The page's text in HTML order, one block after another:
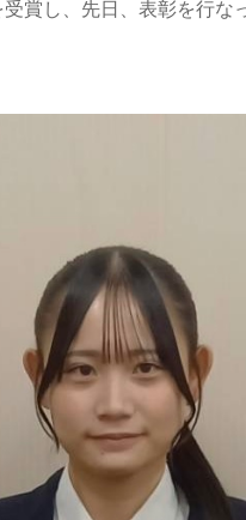
賞し、先日、表彰を行な